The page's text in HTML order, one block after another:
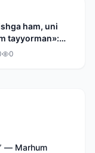
ham, uni
tayyorman»:
bilan bir
0
— Marhum